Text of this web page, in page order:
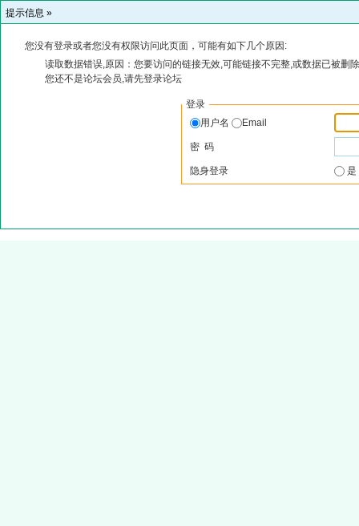
提示信息 »
您没有登录或者您没有权限访问此页面，可能有如下几个原因:
读取数据错误,原因：您要访问的链接无效,可能链接不完整,或数据已被删
您还不是论坛会员,请先登录论坛
登录
用户名
Email
密 码
隐身登录